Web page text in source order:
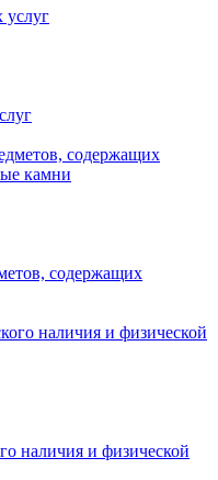
содержащих
наличия и физической